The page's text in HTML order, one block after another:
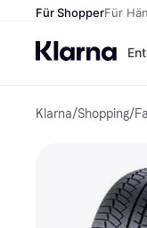
Für ShopperFür
Klarna/Shopping/